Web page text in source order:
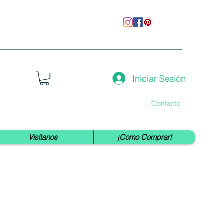
Iniciar Sesión
Contacto
Visítanos ¡Como Comprar!